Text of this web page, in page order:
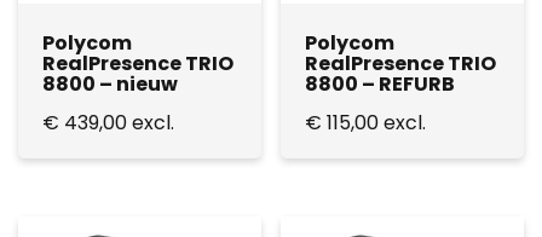
Polycom
RealPresence TRIO
8800 – nieuw
€ 439,00excl.
Polycom
RealPresence TRIO
8800 – REFURB
€ 115,00excl.